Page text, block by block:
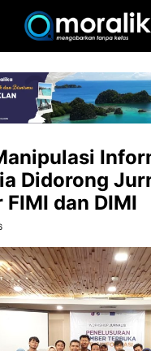
Didorong
FIMI dan DIMI